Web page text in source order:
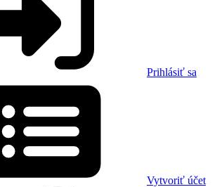
Prihlásiť sa
Vytvoriť účet